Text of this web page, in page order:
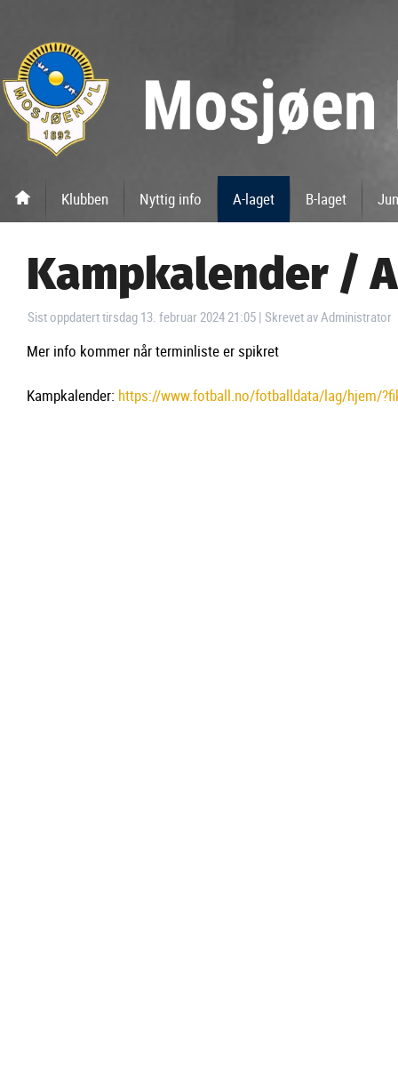
Klubben Nyttig info A-laget B-laget
Kampkalender /
Sist oppdatert tirsdag 13. februar 2024 21:05 | Skrevet av Administrator
Mer info kommer når terminliste er spikret
Kampkalender: https://www.fotball.no/fotballdata/lag/hjem/